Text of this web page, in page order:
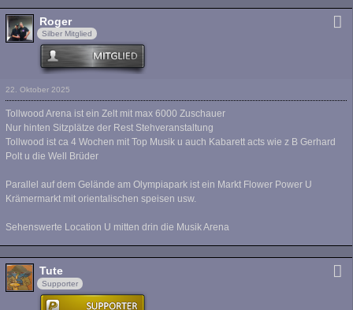
Roger
Silber Mitglied
22. Oktober 2025
Tollwood Arena ist ein Zelt mit max 6000 Zuschauer
Nur hinten Sitzplätze der Rest Stehveranstaltung
Tollwood ist ca 4 Wochen mit Top Musik u auch Kabarett acts wie z B Gerhard
Polt u die Well Brüder
Parallel auf dem Gelände am Olympiapark ist ein Markt Flower Power U
Krämermarkt mit orientalischen speisen usw.
Sehenswerte Location U mitten drin die Musik Arena
Tute
Supporter